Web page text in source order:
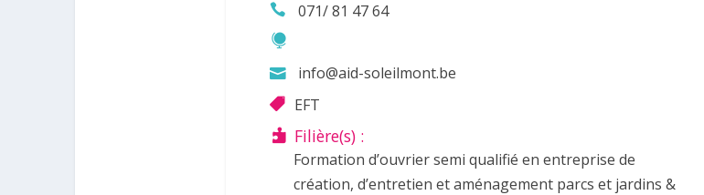
071/ 81 47 64
info@aid-soleilmont.be
EFT
Filière(s) :
Formation d’ouvrier semi qualifié en entreprise de
création, d’entretien et aménagement parcs et jardins &